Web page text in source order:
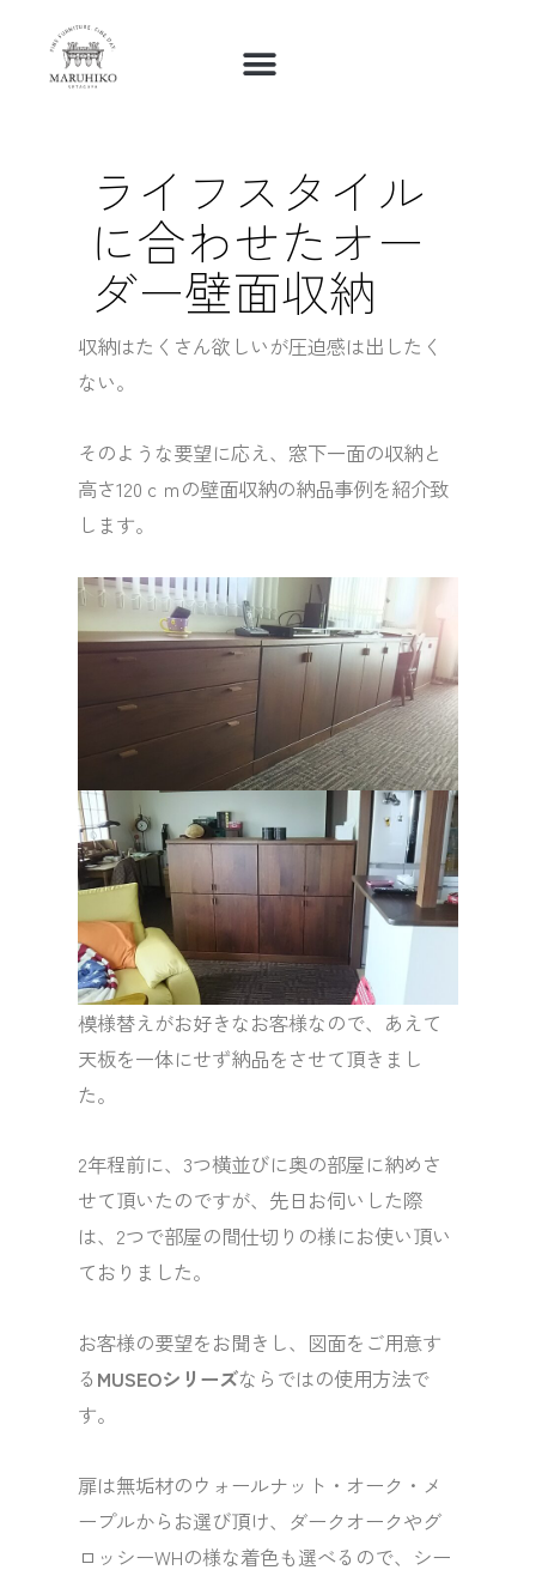
ライフスタイル
に合わせたオー
ダー壁面収納
収納はたくさん欲しいが圧迫感は出したく
ない。
そのような要望に応え、窓下一面の収納と
高さ120ｃｍの壁面収納の納品事例を紹介致
します。
模様替えがお好きなお客様なので、あえて
天板を一体にせず納品をさせて頂きまし
た。
2年程前に、3つ横並びに奥の部屋に納めさ
せて頂いたのですが、先日お伺いした際
は、2つで部屋の間仕切りの様にお使い頂い
ておりました。
お客様の要望をお聞きし、図面をご用意す
る MUSEOシリーズならではの使用方法で
す。
扉は無垢材のウォールナット・オーク・メ
ープルからお選び頂け、ダークオークやグ
ロッシーWHの様な着色も選べるので、シー